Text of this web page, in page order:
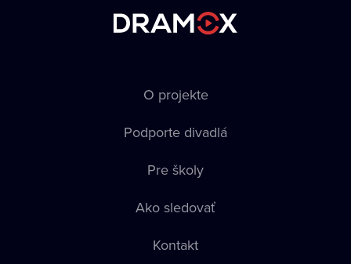
O projekte
Podporte divadlá
Pre školy
Ako sledovať
Kontakt